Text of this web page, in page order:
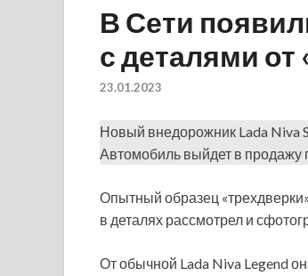
В Сети
с деталями от
23.01.2023
Новый внедорожник Lada Niva
Автомобиль выйдет в продажу
Опытный образец
в деталях рассмотрел и
От обычной Lada Niva Legend